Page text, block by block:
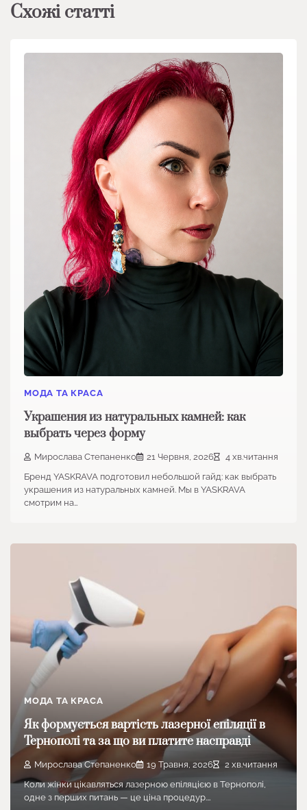
Схожі статті
МОДА ТА КРАСА
Украшения из натуральных камней: как
выбрать через форму
Мирослава Степаненко 21 Червня, 2026
4 хв.читання
Бренд YASKRAVA подготовил небольшой гайд: как выбрать
украшения из натуральных камней. Мы в YASKRAVA
смотрим на…
МОДА ТА КРАСА
Як формується вартість лазерної епіляції в
Тернополі та за що ви платите насправді
Мирослава Степаненко 19 Травня, 2026
2 хв.читання
Коли жінки цікавляться лазерною епіляцією в Тернополі,
одне з перших питань — це ціна процедур.…